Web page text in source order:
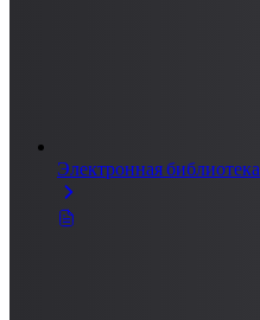
Электронная библиотека